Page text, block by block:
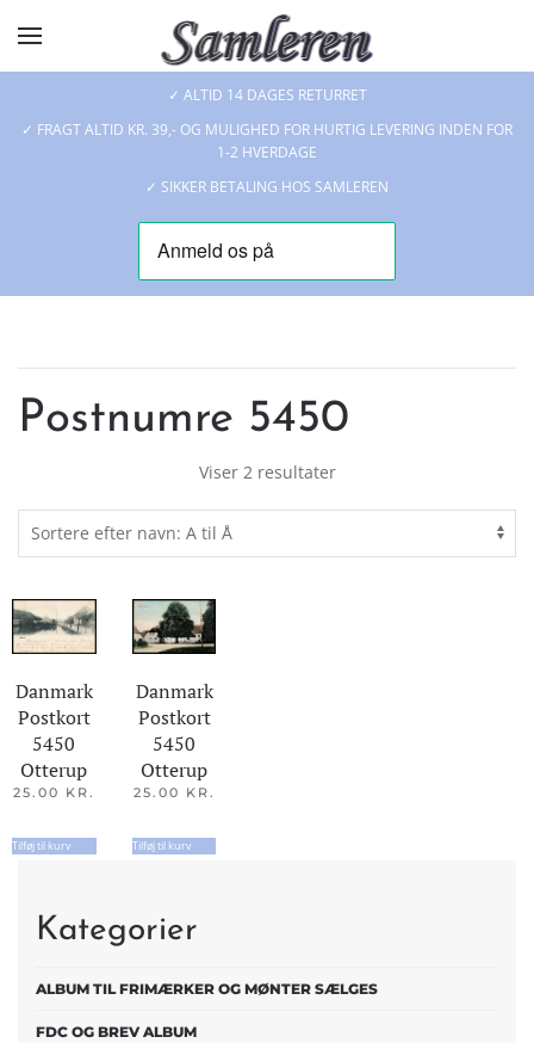
Skip to main content
✓ ALTID 14 DAGES RETURRET
✓ FRAGT ALTID KR. 39,- OG MULIGHED FOR HURTIG LEVERING INDEN FOR
1-2 HVERDAGE
✓ SIKKER BETALING HOS SAMLEREN
Postnumre 5450
Viser 2 resultater
Danmark
Postkort
5450
Otterup
25.00 KR.
Tilføj til kurv
Danmark
Postkort
5450
Otterup
25.00 KR.
Tilføj til kurv
Kategorier
ALBUM TIL FRIMÆRKER OG MØNTER SÆLGES
FDC OG BREV ALBUM